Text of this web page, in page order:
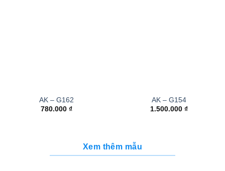
AK – G162
780.000 ₫
AK – G154
1.500.000 ₫
Xem thêm mẫu